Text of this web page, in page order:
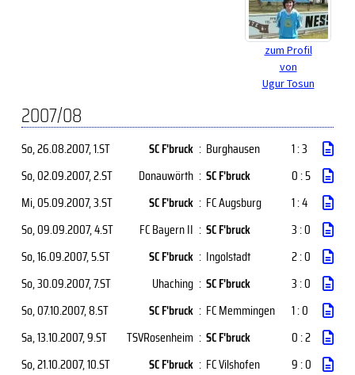
zum Profil
von
Ugur Tosun
2007/08
So, 26.08.2007, 1.ST SC F'bruck : Burghausen
1 : 3
So, 02.09.2007, 2.ST Donauwörth : SC F'bruck
0 : 5
Mi, 05.09.2007, 3.ST SC F'bruck : FC Augsburg
1 : 4
So, 09.09.2007, 4.ST FC Bayern II : SC F'bruck
3 : 0
So, 16.09.2007, 5.ST SC F'bruck : Ingolstadt
2 : 0
So, 30.09.2007, 7.ST Uhaching : SC F'bruck
3 : 0
So, 07.10.2007, 8.ST SC F'bruck : FC Memmingen
1 : 0
Sa, 13.10.2007, 9.ST TSVRosenheim : SC F'bruck
0 : 2
So, 21.10.2007, 10.ST SC F'bruck : FC Vilshofen
9 : 0